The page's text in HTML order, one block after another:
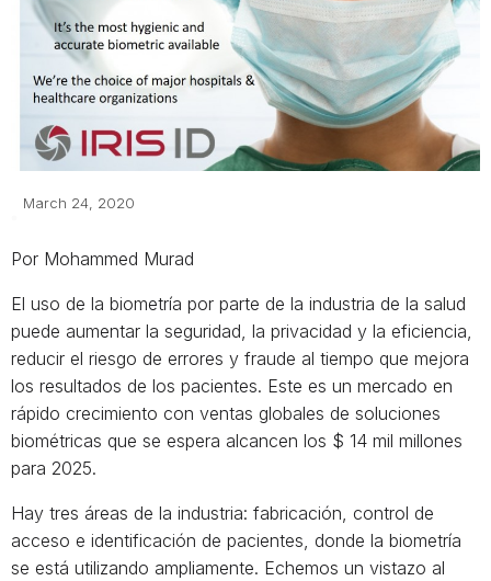
March 24, 2020
Por Mohammed Murad
El uso de la biometría por parte de la industria de la salud
puede aumentar la seguridad, la privacidad y la eficiencia,
reducir el riesgo de errores y fraude al tiempo que mejora
los resultados de los pacientes. Este es un mercado en
rápido crecimiento con ventas globales de soluciones
biométricas que se espera alcancen los $ 14 mil millones
para 2025.
Hay tres áreas de la industria: fabricación, control de
acceso e identificación de pacientes, donde la biometría
se está utilizando ampliamente. Echemos un vistazo al